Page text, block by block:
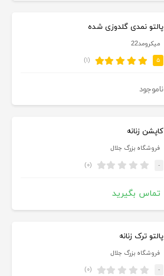
پالتو نمدی گلدوزی شده
میکرومد22
۵ (۱)
ناموجود
کاپشن زنانه
فروشگاه بزرگ جلال
- (۰)
تماس بگیرید
پالتو ترک زنانه
فروشگاه بزرگ جلال
- (۰)